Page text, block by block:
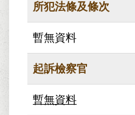
所犯法條及條次
暫無資料
起訴檢察官
暫無資料